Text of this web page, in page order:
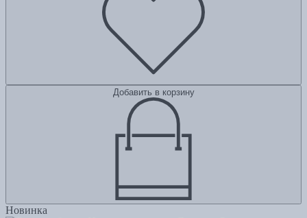
Добавить в корзину
Новинка